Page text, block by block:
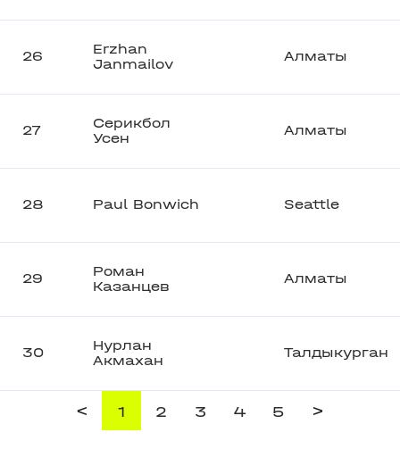
26
Erzhan
Janmailov
Алматы
27
Серикбол
Усен
Алматы
28 Paul Bonwich Seattle
29
Роман
Казанцев
Алматы
30
Нурлан
Акмахан
Талдыкурган
< 1 2 3 4 5 >